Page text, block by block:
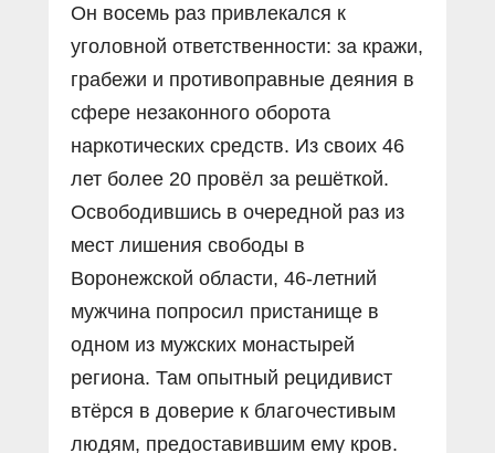
Он восемь раз привлекался к
уголовной ответственности: за кражи,
грабежи и противоправные деяния в
сфере незаконного оборота
наркотических средств. Из своих 46
лет более 20 провёл за решёткой.
Освободившись в очередной раз из
мест лишения свободы в
Воронежской области, 46-летний
мужчина попросил пристанище в
одном из мужских монастырей
региона. Там опытный рецидивист
втёрся в доверие к благочестивым
людям, предоставившим ему кров.